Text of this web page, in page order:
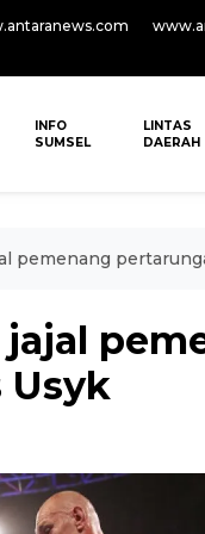
INFO
SUMSEL
LINTAS
DAERAH
pemenang
Usyk